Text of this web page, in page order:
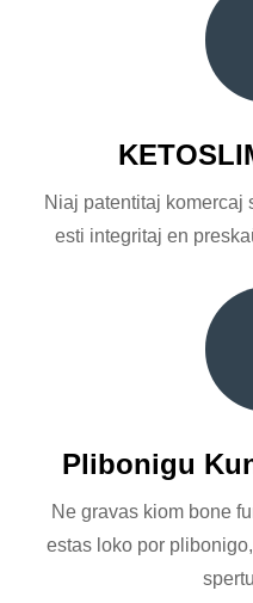
Niaj patentitaj komercaj
esti integritaj en
Plibonigu
Ne gravas kiom bone
estas loko por